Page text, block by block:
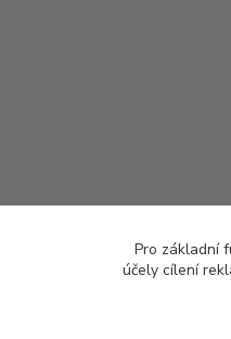
Pro základní
účely cílení